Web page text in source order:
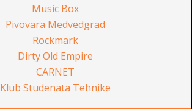
Music Box
Pivovara Medvedgrad
Rockmark
Dirty Old Empire
CARNET
Klub Studenata Tehnike